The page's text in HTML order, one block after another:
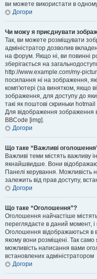
ви можете використати в
Догори
Чи можу я приєднувати
Так, ви можете розміщувати
адміністратор дозволив
на форум. Якщо ні, ви повинні
зберігається на
http://www.example.com/my-
посилання ні на зображення,
комп'ютері (за винятком, якщо
зображення, для доступу до
такі як поштові скриньки
Для відображення зображення
BBCode [img].
Догори
Що таке “Важливі
Важливі теми містять важливу
якнайшвидше. Вони
Панелі керування.
залежить від прав доступу,
Догори
Що таке “Оголошення”?
Оголошення найчастіше
переглядаєте в даний момент,
Оголошення відображаються в
якому вони розміщені. Так
можливість написання вами
встановлених адміністратором
Догори